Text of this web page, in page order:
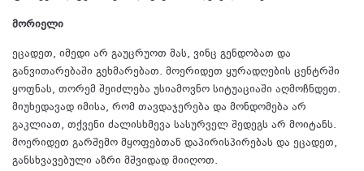
მორიელი
ეცადეთ, იმედი არ გაუცრუოთ მას, ვინც გენდობათ და
განვითარებაში გეხმარებათ. მოერიდეთ ყურადღების ცენტრში
ყოფნას, თორემ შეიძლება უსიამოვნო სიტუაციაში აღმოჩნდეთ.
მიუხედავად იმისა, რომ თავდაჯერება და მონდომება არ
გაკლიათ, თქვენი ძალისხმევა სასურველ შედეგს არ მოიტანს.
მოერიდეთ გარშემო მყოფებთან დაპირისპირებას და ეცადეთ,
განსხვავებული აზრი მშვიდად მიიღოთ.